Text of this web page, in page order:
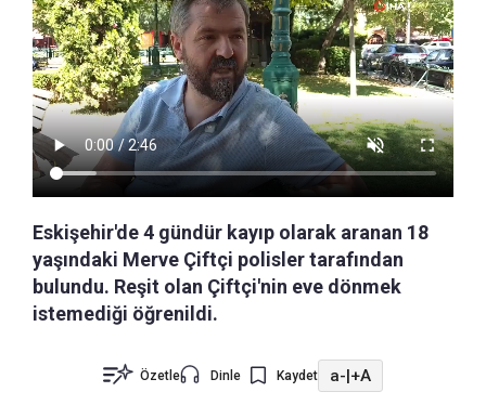
Eskişehir'de 4 gündür kayıp olarak aranan 18
yaşındaki Merve Çiftçi polisler tarafından
bulundu. Reşit olan Çiftçi'nin eve dönmek
istemediği öğrenildi.
Özetle Dinle Kaydet a-|+A